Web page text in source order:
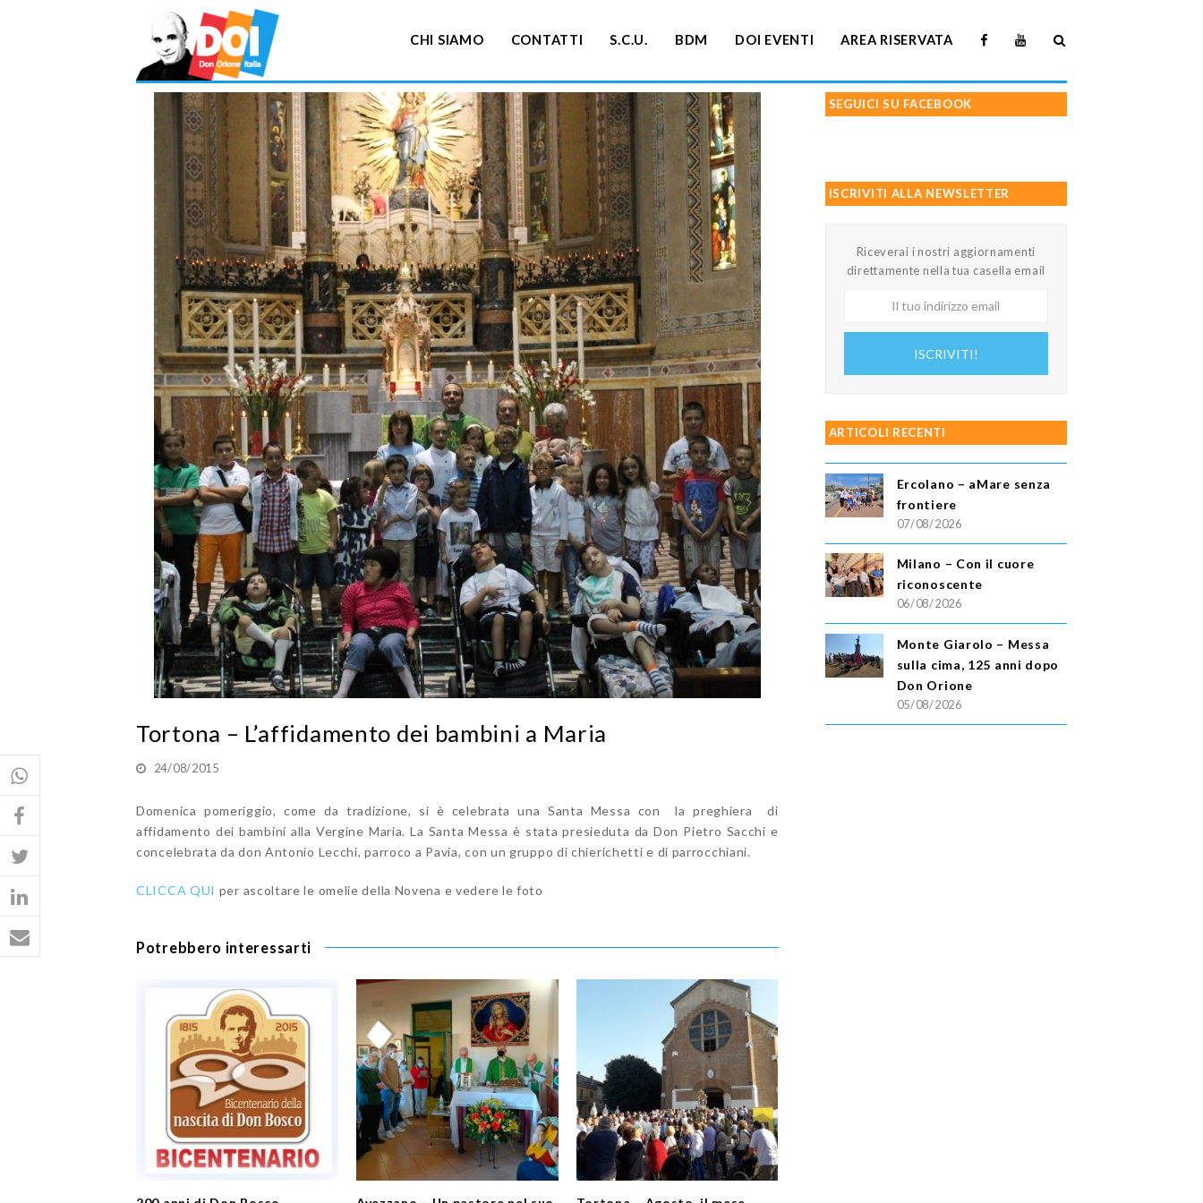
CHI SIAMO CONTATTI S.C.U. BDM DOI EVENTI AREA RISERVATA
Tortona – L’affidamento dei bambini a Maria
24/08/2015
Domenica pomeriggio, come da tradizione, si è celebrata una Santa Messa con la preghiera di
affidamento dei bambini alla Vergine Maria. La Santa Messa è stata presieduta da Don Pietro Sacchi e
concelebrata da don Antonio Lecchi, parroco a Pavia, con un gruppo di chierichetti e di parrocchiani.
CLICCA QUI per ascoltare le omelie della Novena e vedere le foto
Potrebbero interessarti
SEGUICI SU FACEBOOK
ISCRIVITI ALLA NEWSLETTER
Riceverai i nostri aggiornamenti
direttamente nella tua casella email
ISCRIVITI!
ARTICOLI RECENTI
Ercolano – aMare senza
frontiere
07/08/2026
Milano – Con il cuore
riconoscente
06/08/2026
Monte Giarolo – Messa
sulla cima, 125 anni dopo
Don Orione
05/08/2026